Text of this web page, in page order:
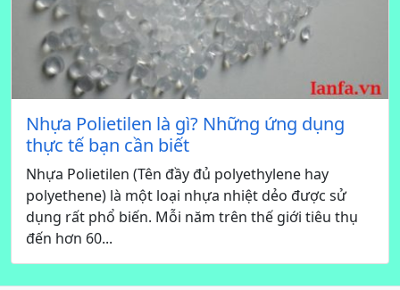
Nhựa Polietilen là gì? Những ứng dụng
thực tế bạn cần biết
Nhựa Polietilen (Tên đầy đủ polyethylene hay
polyethene) là một loại nhựa nhiệt dẻo được sử
dụng rất phổ biến. Mỗi năm trên thế giới tiêu thụ
đến hơn 60...